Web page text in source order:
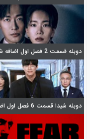
دوبله قسمت 2 فصل اول اضافه شد
دوبله شیدا قسمت 6 فصل اول اضافه شد